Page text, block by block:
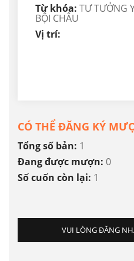
Từ khóa: TƯ TƯỞNG
BỘI CHÂU
Vị trí:
CÓ THỂ ĐĂNG KÝ
Tổng số bản: 1
Đang được mượn: 0
Số cuốn còn lại: 1
VUI LÒNG ĐĂNG